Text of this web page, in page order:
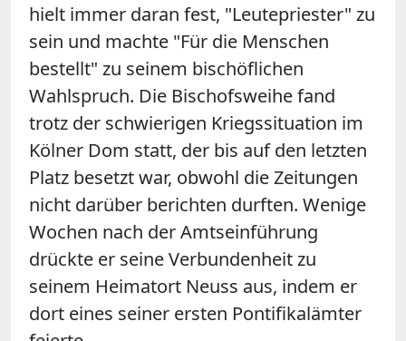
hielt immer daran fest, "Leutepriester" zu
sein und machte "Für die Menschen
bestellt" zu seinem bischöflichen
Wahlspruch. Die Bischofsweihe fand
trotz der schwierigen Kriegssituation im
Kölner Dom statt, der bis auf den letzten
Platz besetzt war, obwohl die Zeitungen
nicht darüber berichten durften. Wenige
Wochen nach der Amtseinführung
drückte er seine Verbundenheit zu
seinem Heimatort Neuss aus, indem er
dort eines seiner ersten Pontifikalämter